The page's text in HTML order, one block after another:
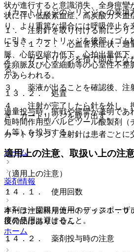
（カートリッジのシリンジへの装填
１． 注射針を取り付ける前にシリ
に引き、カートリッジを後部（ゴム
２． カートリッジを指で固定しな
る。
３． 薬液が出ることを確認後、注
４． 注射が完了したら針を外し、
き、カートリッジを取り出す。
カートリッジ、注射針は患者ごとに
ホーム
薬剤情報
オーラ注歯科用カートリッジ１．０
後発品はありません
ホーム
状が進行すると意識消失、全身痙攣
状に伴い低酸素血症、高炭酸ガス血
り、より重篤な場合には呼吸停止を
１３．１．２． 心血管系症状：過
脈、心筋収縮力低下、心拍出量低下
性頻脈及び心室細動等の心室性不整
があらわれる。
１３．２． 処置
過量投与時、振戦や痙攣が著明であ
短時間作用型バルビツール酸製剤（
ム等）を投与する。
適用上の注意、取扱い上の注
（適用上の注意）
１４．１． 使用回数
本剤は一回限り使用のディスポーザ
度の使用は避けること。
１４．２． 薬剤投与時の注意